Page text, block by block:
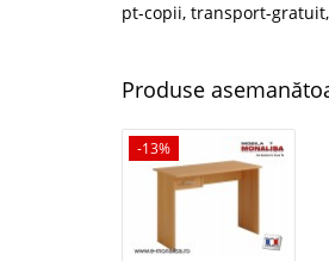
pt-copii, transport-gratuit,
Produse
-13%